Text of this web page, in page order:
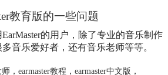
教育版的一些问题
的用户，除了专业的音乐制作
音乐爱好者，还有音乐老师等等。
师， earmaster教程 ， earmaster中文版 ，